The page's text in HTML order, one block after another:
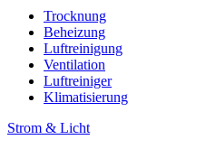
Trocknung
Beheizung
Luftreinigung
Ventilation
Luftreiniger
Klimatisierung
Strom & Licht